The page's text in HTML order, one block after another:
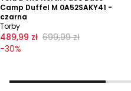
Camp Duffel M 0A52SAKY41 -
czarna
Torby
489,99 zł 699,99 zł
-30%